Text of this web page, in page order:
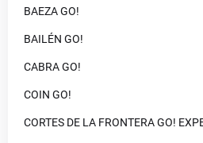
BAEZA GO!
BAILÉN GO!
CABRA GO!
COIN GO!
CORTES DE LA FRONTERA GO!